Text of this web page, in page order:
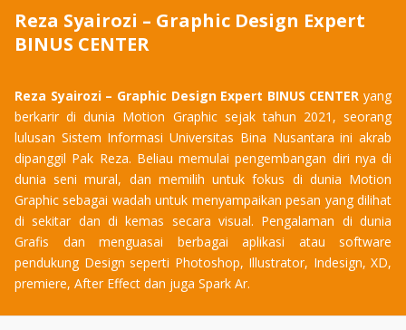
Reza Syairozi – Graphic Design Expert
BINUS CENTER
Reza Syairozi – Graphic Design Expert BINUS CENTER yang
berkarir di dunia Motion Graphic sejak tahun 2021, seorang
lulusan Sistem Informasi Universitas Bina Nusantara ini akrab
dipanggil Pak Reza. Beliau memulai pengembangan diri nya di
dunia seni mural, dan memilih untuk fokus di dunia Motion
Graphic sebagai wadah untuk menyampaikan pesan yang dilihat
di sekitar dan di kemas secara visual. Pengalaman di dunia
Grafis dan menguasai berbagai aplikasi atau software
pendukung Design seperti Photoshop, Illustrator, Indesign, XD,
premiere, After Effect dan juga Spark Ar.